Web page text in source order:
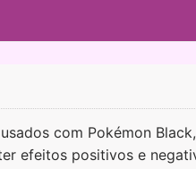
com Pokémon Black,
efeitos positivos e